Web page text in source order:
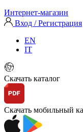
Интернет-магазин
Вход / Регистрация
EN
IT
Скачать каталог
Скачать мобильный